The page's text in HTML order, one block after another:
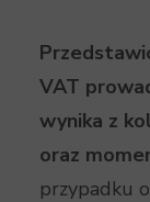
VAT
wynika z
oraz
przypadku